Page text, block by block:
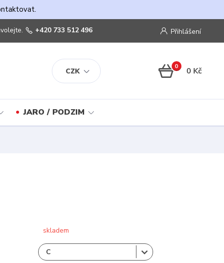
CZK
Přihlášení
+420 733 512 496
0 0 Kč
JARO / PODZIM
skladem